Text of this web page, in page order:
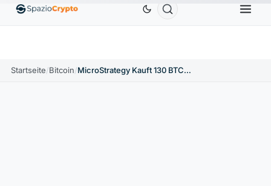
EthereumETH1.880,58 $ USDT 0,9991 $ BNB
Startseite/Bitcoin/ MicroStrategy Kauft 130 BTC – Kleinster Kauf 2025